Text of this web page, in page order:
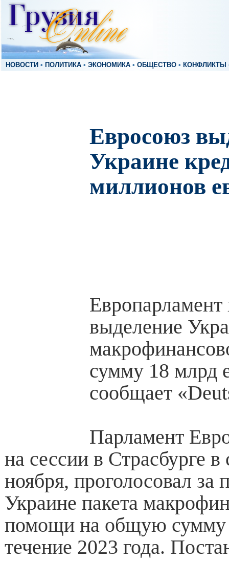
НОВОСТИ • ПОЛИТИКА • ЭКОНОМИКА • ОБЩЕСТВО • КОНФЛИКТЫ
Евросоюз
Украине
миллионов
Европарламент
выделение
сумму 18 млрд
сообщает
Парламент
на сессии в Страсбурге в
ноября, проголосовал за
Украине пакета
помощи на общую сумму
течение 2023 года.